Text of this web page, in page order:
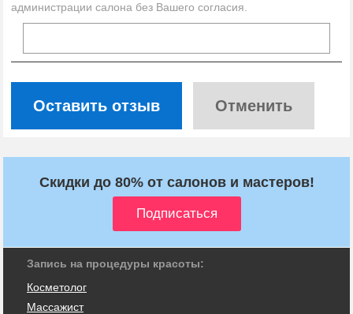
администрации салона без Вашего согласия.
Оставить отзыв Отменить
Скидки до 80% от салонов и мастеров!
Запись на процедуры красоты:
Косметолог
Массажист